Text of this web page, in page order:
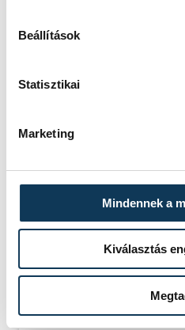
Beállítások
Statisztikai
Marketing
Mindennek a
Kiválasztás
SOROZAT
IDŐPONT
2026.
HELYSZÍN
EREDMÉNY
37-29